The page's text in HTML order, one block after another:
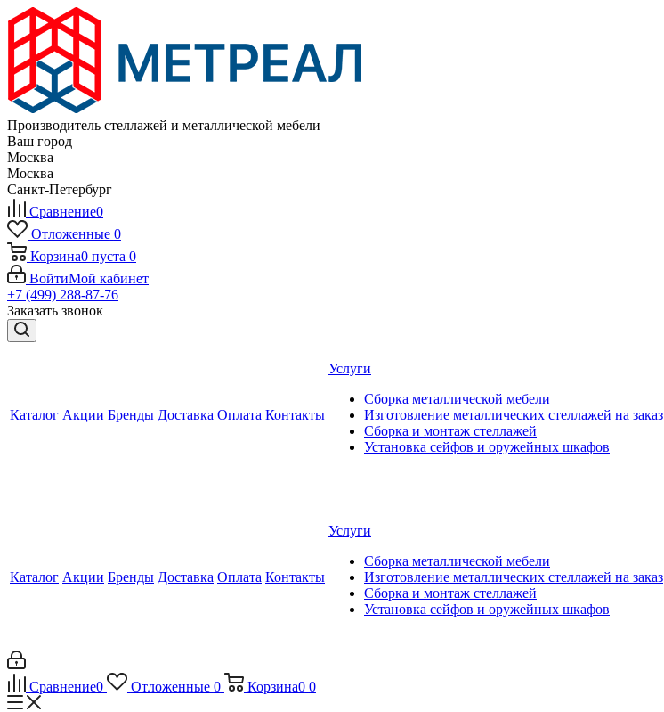
Производитель стеллажей и металлической мебели
Ваш город
Москва
Москва
Санкт-Петербург
Сравнение0
Отложенные 0
Корзина0 пуста 0
ВойтиМой кабинет
+7 (499) 288-87-76
Заказать звонок
Каталог Акции Бренды Доставка Оплата Контакты
Услуги
Сборка металлической мебели
Изготовление металлических стеллажей на заказ
Сборка и монтаж стеллажей
Установка сейфов и оружейных шкафов
Каталог Акции Бренды Доставка Оплата Контакты
Услуги
Сборка металлической мебели
Изготовление металлических стеллажей на заказ
Сборка и монтаж стеллажей
Установка сейфов и оружейных шкафов
Сравнение0 Отложенные 0 Корзина0 0